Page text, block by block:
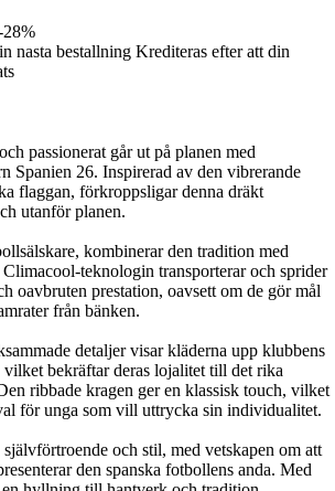
28%
nasta bestallning Krediteras efter att din
passionerat går ut på planen med
Spanien 26. Inspirerad av den vibrerande
flaggan, förkroppsligar denna dräkt
utanför planen.
kombinerar den tradition med
teknologin transporterar och sprider
oavbruten prestation, oavsett om de gör mål
från bänken.
detaljer visar kläderna upp klubbens
vilket bekräftar deras lojalitet till det rika
ribbade kragen ger en klassisk touch, vilket
för unga som vill uttrycka sin individualitet.
och stil, med vetskapen om att
den spanska fotbollens anda. Med